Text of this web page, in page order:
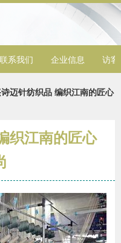
联系我们 企业信息 访客
迈针纺织品 编织江南的匠心
织江南的匠心